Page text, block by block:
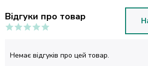
Відгуки про товар
Немає відгуків про цей товар.